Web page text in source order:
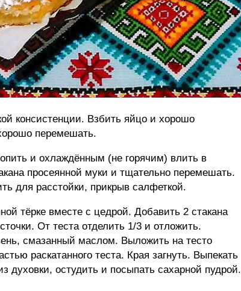
консистенции. Взбить яйцо и хорошо
перемешать.
и охлаждённым (не горячим) влить в
просеянной муки и тщательно перемешать.
для расстойки, прикрыв салфеткой.
тёрке вместе с цедрой. Добавить 2 стакана
От теста отделить 1/3 и отложить.
смазанный маслом. Выложить на тесто
раскатанного теста. Края загнуть. Выпекать
духовки, остудить и посыпать сахарной пудрой.